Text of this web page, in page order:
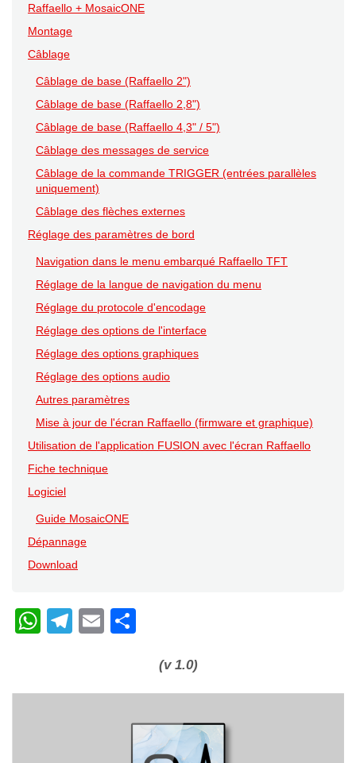
Raffaello + MosaicONE
Montage
Câblage
Câblage de base (Raffaello 2")
Câblage de base (Raffaello 2,8")
Câblage de base (Raffaello 4,3" / 5")
Câblage des messages de service
Câblage de la commande TRIGGER (entrées parallèles
uniquement)
Câblage des flèches externes
Réglage des paramètres de bord
Navigation dans le menu embarqué Raffaello TFT
Réglage de la langue de navigation du menu
Réglage du protocole d'encodage
Réglage des options de l'interface
Réglage des options graphiques
Réglage des options audio
Autres paramètres
Mise à jour de l'écran Raffaello (firmware et graphique)
Utilisation de l'application FUSION avec l'écran Raffaello
Fiche technique
Logiciel
Guide MosaicONE
Dépannage
Download
W
s
T
gr
E
di
vi
di
(v 1.0)